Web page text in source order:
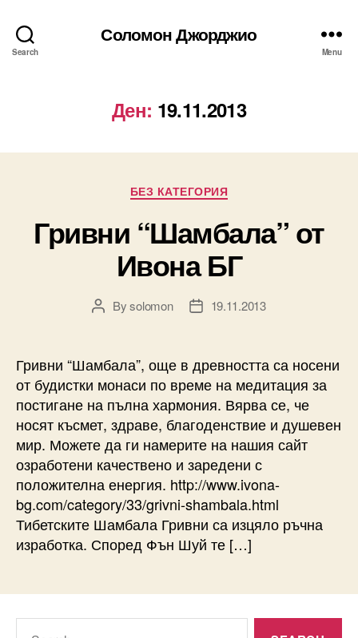
Search
Соломон Джорджио
Menu
Ден: 19.11.2013
Categories
БЕЗ КАТЕГОРИЯ
Гривни “Шамбала” от
Ивона БГ
PostBysolomon
Post19.11.2013
Гривни “Шамбала”, още в древността са носени
от будистки монаси по време на медитация за
постигане на пълна хармония. Вярва се, че
носят късмет, здраве, благоденствие и душевен
мир. Можете да ги намерите на нашия сайт
озработени качествено и заредени с
положителна енергия. http://www.ivona-
bg.com/category/33/grivni-shambala.html
Тибетските Шамбала Гривни са изцяло ръчна
изработка. Според Фън Шуй те […]